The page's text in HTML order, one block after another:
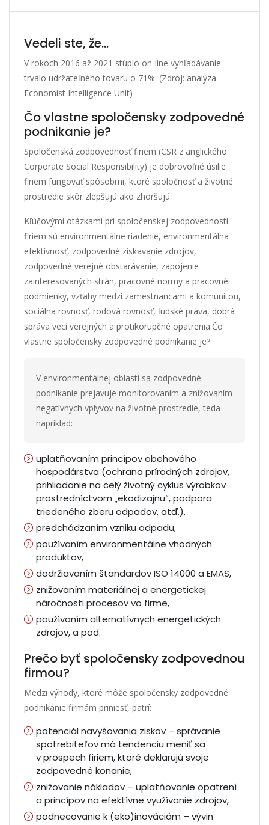
Vedeli ste, že…
V rokoch 2016 až 2021 stúplo on-line vyhľadávanie
trvalo udržateľného tovaru o 71%. (Zdroj: analýza
Economist Intelligence Unit)
Čo vlastne spoločensky zodpovedné
podnikanie je?
Spoločenská zodpovednosť firiem (CSR z anglického
Corporate Social Responsibility) je dobrovoľné úsilie
firiem fungovať spôsobmi, ktoré spoločnosť a životné
prostredie skôr zlepšujú ako zhoršujú.
Kľúčovými otázkami pri spoločenskej zodpovednosti
firiem sú environmentálne riadenie, environmentálna
efektívnosť, zodpovedné získavanie zdrojov,
zodpovedné verejné obstarávanie, zapojenie
zainteresovaných strán, pracovné normy a pracovné
podmienky, vzťahy medzi zamestnancami a komunitou,
sociálna rovnosť, rodová rovnosť, ľudské práva, dobrá
správa vecí verejných a protikorupčné opatrenia.Čo
vlastne spoločensky zodpovedné podnikanie je?
V environmentálnej oblasti sa zodpovedné
podnikanie prejavuje monitorovaním a znižovaním
negatívnych vplyvov na životné prostredie, teda
napríklad:
uplatňovaním princípov obehového
hospodárstva (ochrana prírodných zdrojov,
prihliadanie na celý životný cyklus výrobkov
prostredníctvom „ekodizajnu“, podpora
triedeného zberu odpadov, atď.),
predchádzaním vzniku odpadu,
používaním environmentálne vhodných
produktov,
dodržiavaním štandardov ISO 14000 a EMAS,
znižovaním materiálnej a energetickej
náročnosti procesov vo firme,
používaním alternatívnych energetických
zdrojov, a pod.
Prečo byť spoločensky zodpovednou
firmou?
Medzi výhody, ktoré môže spoločensky zodpovedné
podnikanie firmám priniesť, patrí:
potenciál navyšovania ziskov – správanie
spotrebiteľov má tendenciu meniť sa
v prospech firiem, ktoré deklarujú svoje
zodpovedné konanie,
znižovanie nákladov – uplatňovanie opatrení
a princípov na efektívne využívanie zdrojov,
podnecovanie k (eko)inováciám – vývin